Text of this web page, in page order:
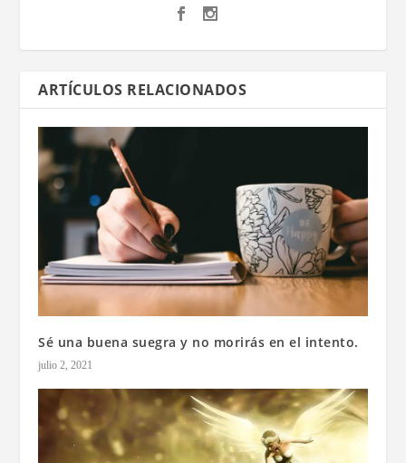
ARTÍCULOS RELACIONADOS
Sé una buena suegra y no morirás en el intento.
julio 2, 2021